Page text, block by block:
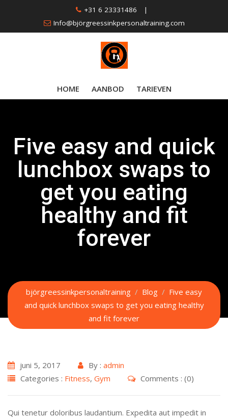
content
+31 6 23331486
|
Info@björgreessinkpersonaltraining.com
HOME AANBOD TARIEVEN
Five easy and quick
lunchbox swaps to
get you eating
healthy and fit
forever
björgreessinkpersonaltraining / Blog / Five easy
and quick lunchbox swaps to get you eating healthy
and fit forever
juni 5, 2017 By : admin
Categories : Fitness, Gym Comments : (0)
Qui tenetur doloribus laudantium. Expedita aut impedit in